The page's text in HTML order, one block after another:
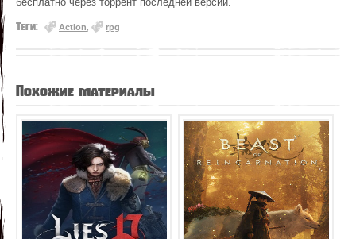
Теги: Action rpg
Похожие материалы